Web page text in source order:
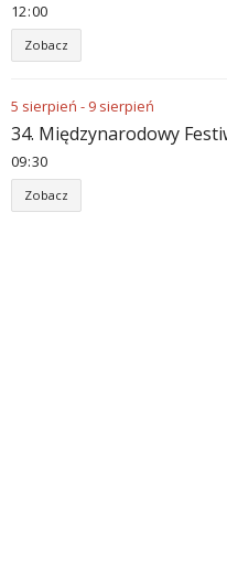
12 00
Zobacz
5 sierpień - 9 sierpień
34. Międzynarodowy
09 30
Zobacz